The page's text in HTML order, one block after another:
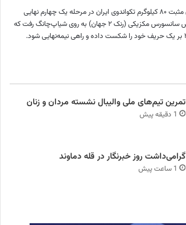
آرین سلیمی، ‌ ملی‌پوش وزن مثبت ۸۰ کیلوگرم تکواندوی ایران در مرحله یک چهارم نهایی
المپیک پاریس مقابل کارلوس سانسورس مکزیکی (رنک ۲ جهان) به روی شیاپ‌چانگ رفت که
تمرین تیم‌های ملی والیبال نشسته مردان و زنان
1 دقیقه پیش
گرامی‌داشت روز خبرنگار در قله دماوند
1 ساعت پیش